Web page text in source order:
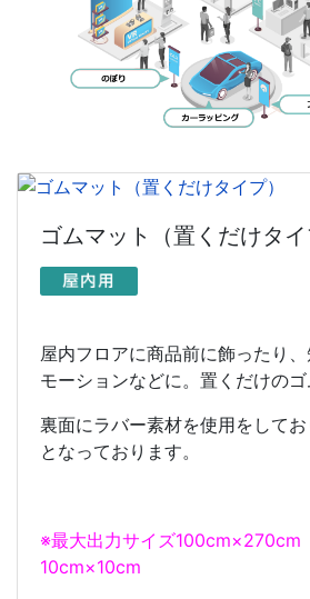
ゴムマット（置くだけタイ
屋内フロアに商品前に飾ったり
モーションなどに。置くだけのゴ
裏面にラバー素材を使用をして
となっております。
※最大出力サイズ
10cm×10cm